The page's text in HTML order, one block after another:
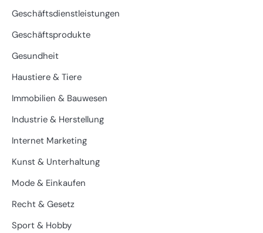
Geschäftsdienstleistungen
Geschäftsprodukte
Gesundheit
Haustiere & Tiere
Immobilien & Bauwesen
Industrie & Herstellung
Internet Marketing
Kunst & Unterhaltung
Mode & Einkaufen
Recht & Gesetz
Sport & Hobby